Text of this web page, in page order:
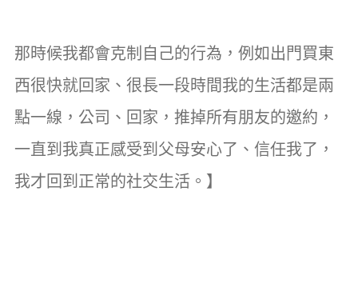
那時候我都會克制自己的行為，例如出門買東
西很快就回家、很長一段時間我的生活都是兩
點一線，公司、回家，推掉所有朋友的邀約，
一直到我真正感受到父母安心了、信任我了，
我才回到正常的社交生活。】